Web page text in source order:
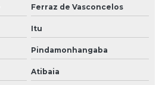
Ferraz de Vasconcelos
Itu
Pindamonhangaba
Atibaia